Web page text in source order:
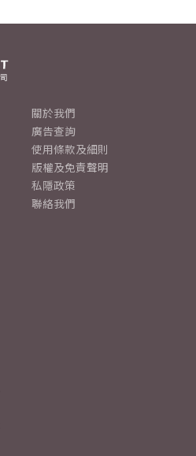
關於我們
廣告查詢
使用條款及細則
版權及免責聲明
私隱政策
聯絡我們